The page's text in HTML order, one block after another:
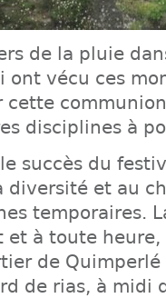
de la pluie
ont vécu ces
cette
disciplines à
succès du
diversité et au
temporaires.
et à toute heure,
de Quimperlé
de rias, à midi